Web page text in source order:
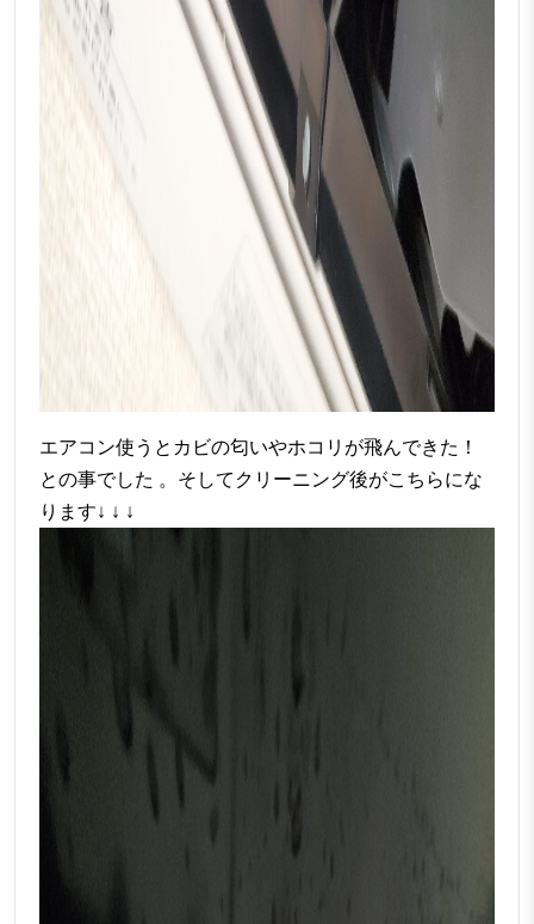
エアコン使うとカビの匂いやホコリが飛んできた！
との事でした 。そしてクリーニング後がこちらにな
ります↓ ↓ ↓